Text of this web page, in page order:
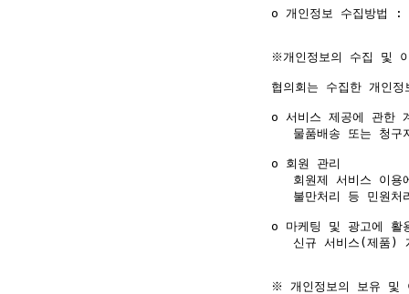
ο 개인정보 수집방법 :
※개인정보의 수집 및
협의회는 수집한 개인
ο 서비스 제공에 관한
물품배송 또는 청구
ο 회원 관리
회원제 서비스 이용
불만처리 등 민원처
ο 마케팅 및 광고에 활
신규 서비스(제품)
※ 개인정보의 보유 및